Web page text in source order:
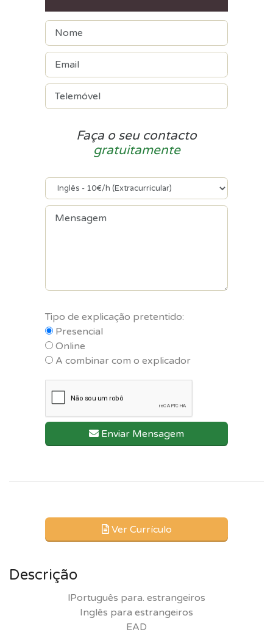
Faça o seu contacto
gratuitamente
Tipo de explicação pretentido:
Presencial
Online
A combinar com o explicador
Enviar Mensagem
Ver Currículo
Descrição
lPortuguês para. estrangeiros
Inglês para estrangeiros
EAD